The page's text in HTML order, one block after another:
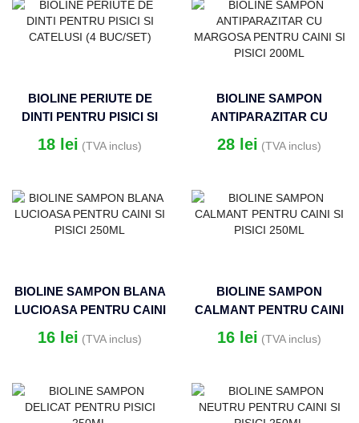
BIOLINE PERIUTE DE
DINTI PENTRU PISICI SI
CATELUSI (4 BUC/SET)
18 lei (TVA inclus)
BIOLINE SAMPON
ANTIPARAZITAR CU
MARGOSA PENTRU CAINI
SI PISICI 200ML
28 lei (TVA inclus)
BIOLINE SAMPON BLANA
LUCIOASA PENTRU CAINI
SI PISICI 250ML
16 lei (TVA inclus)
BIOLINE SAMPON
CALMANT PENTRU CAINI
SI PISICI 250ML
16 lei (TVA inclus)